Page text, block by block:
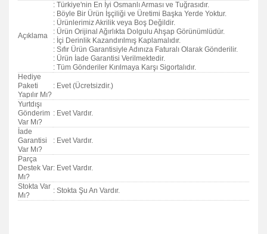
Açıklama
: Türkiye'nin En İyi Osmanlı Arması ve Tuğrasıdır.
: Böyle Bir Ürün İşçiliği ve Üretimi Başka Yerde Yoktur.
: Ürünlerimiz Akrilik veya Boş Değildir.
: Ürün Orijinal Ağırlıkta Dolgulu Ahşap Görünümlüdür.
: İçi Derinlik Kazandırılmış Kaplamalıdır.
: Sıfır Ürün Garantisiyle Adınıza Faturalı Olarak Gönderilir.
: Ürün İade Garantisi Verilmektedir.
: Tüm Gönderiler Kırılmaya Karşı Sigortalıdır.
Hediye
Paketi
Yapılır Mı?
: Evet (Ücretsizdir.)
Yurtdışı
Gönderim
Var Mı?
: Evet Vardır.
İade
Garantisi
Var Mı?
: Evet Vardır.
Parça
Destek Var
Mı?
: Evet Vardır.
Stokta Var
Mı?
: Stokta Şu An Vardır.